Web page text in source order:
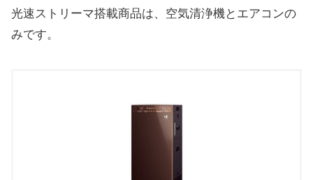
光速ストリーマ搭載商品は、空気清浄機とエアコンの
みです。